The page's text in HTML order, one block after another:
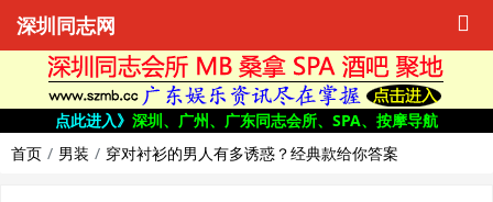
深圳同志网
点此进入》 深圳、广州、广东同志会所、SPA、按摩导航
首页
男装 穿对衬衫的男人有多诱惑？经典款给你答案